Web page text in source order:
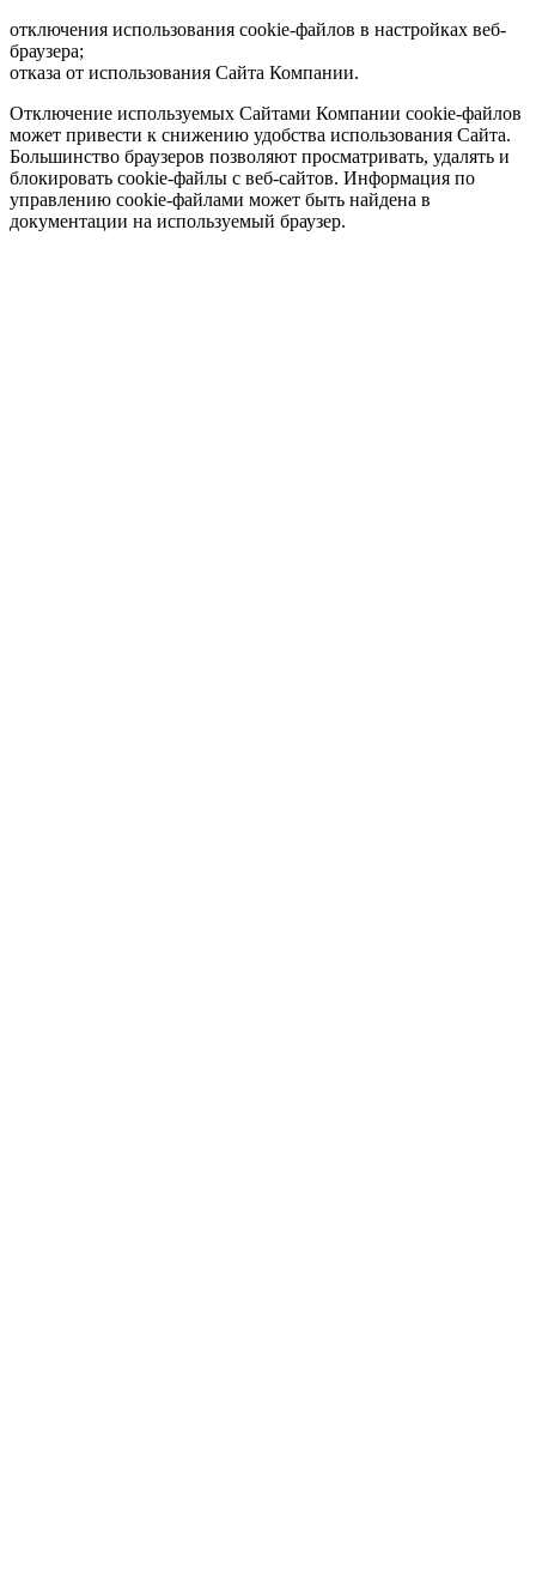
отключения использования cookie-файлов в настройках веб-
браузера;
отказа от использования Сайта Компании.
Отключение используемых Сайтами Компании cookie-файлов
может привести к снижению удобства использования Сайта.
Большинство браузеров позволяют просматривать, удалять и
блокировать cookie-файлы c веб-сайтов. Информация по
управлению cookie-файлами может быть найдена в
документации на используемый браузер.